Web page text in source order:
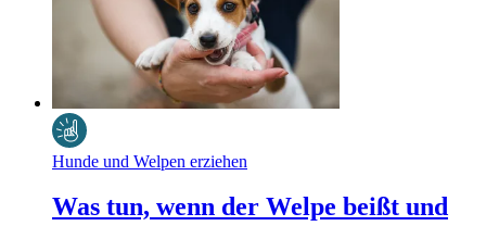
Hunde und Welpen erziehen
Was tun, wenn der Welpe beißt und